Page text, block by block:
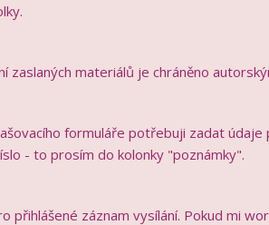
zaslaných materiálů je chráněno
formuláře potřebuji zadat
- to prosím do kolonky "poznámky".
přihlášené záznam vysílání. Pokud mi